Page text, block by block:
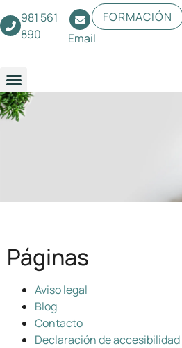
FORMACIÓN
Email
981 561
890
Páginas
Aviso legal
Blog
Contacto
Declaración de accesibilidad